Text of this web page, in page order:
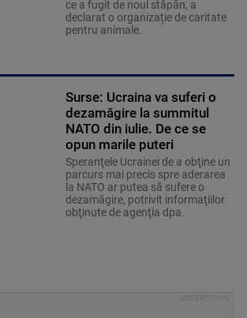
ce a fugit de noul stăpân, a
declarat o organizație de caritate
pentru animale.
Surse: Ucraina va suferi o
dezamăgire la summitul
NATO din iulie. De ce se
opun marile puteri
Speranţele Ucrainei de a obţine un
parcurs mai precis spre aderarea
la NATO ar putea să sufere o
dezamăgire, potrivit informaţiilor
obţinute de agenţia dpa.